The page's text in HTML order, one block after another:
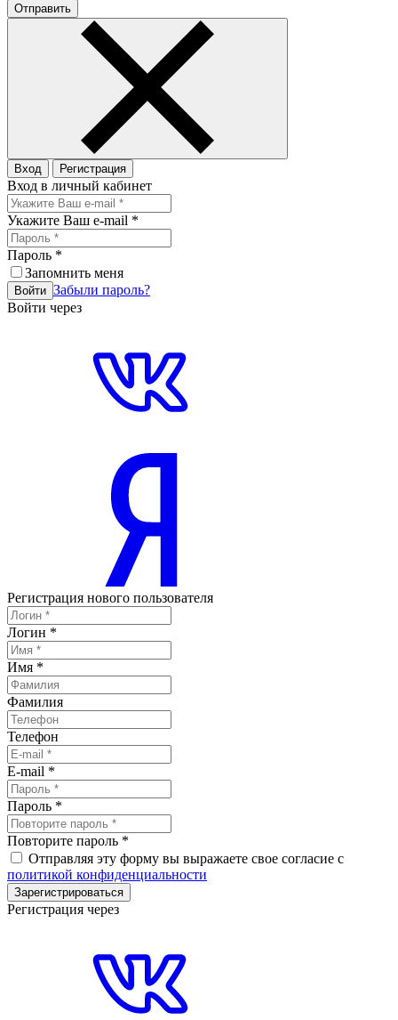
Отправить
Вход Регистрация
Вход в личный кабинет
Укажите Ваш e-mail *
Пароль *
Запомнить меня
Войти Забыли пароль?
Войти через
Регистрация нового пользователя
Логин *
Имя *
Фамилия
Телефон
E-mail *
Пароль *
Повторите пароль *
Отправляя эту форму вы выражаете свое согласие с
политикой конфиденциальности
Зарегистрироваться
Регистрация через